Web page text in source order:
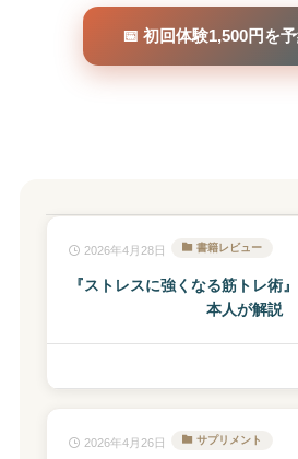
📅 初回体験1,500円を
2026年4月28日 書籍レビュー
『ストレスに強くなる筋トレ術
本人が解説
2026年4月26日 サプリメント